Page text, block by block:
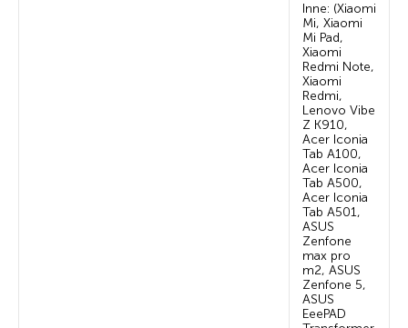
Inne: (Xiaomi
Mi, Xiaomi
Mi Pad,
Xiaomi
Redmi Note,
Xiaomi
Redmi,
Lenovo Vibe
Z K910,
Acer Iconia
Tab A100,
Acer Iconia
Tab A500,
Acer Iconia
Tab A501,
ASUS
Zenfone
max pro
m2, ASUS
Zenfone 5,
ASUS
EeePAD